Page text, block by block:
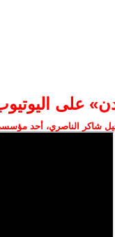
على
شاكر الناصري، أحد